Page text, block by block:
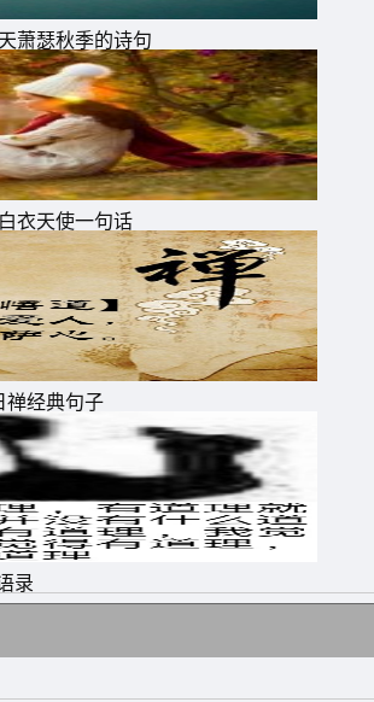
萧瑟秋季的诗句
衣天使一句话
禅经典句子
录